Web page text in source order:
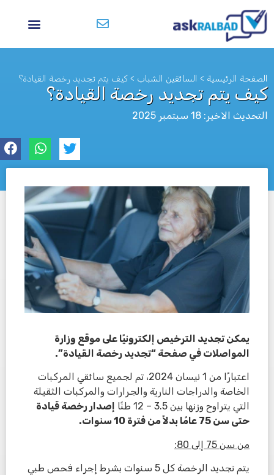
الصفحة الرئيسية > السائقين الشباب > كيف يتم تجديد رخصة القيادة؟
كيف يتم تجديد رخصة القيادة؟
التحديث الاخير: 18 سبتمبر 2025
يمكن تجديد الترخيص إلكترونيًا على موقع وزارة
المواصلات في صفحة “تجديد رخصة القيادة”.
اعتبارًا من 1 نيسان 2024، تم لجميع سائقي المركبات
الخاصة والدراجات النارية والجرارات والمركبات الثقيلة
التي يتراوح وزنها بين 3.5 – 12 طنًا
إصدار رخصة قيادة
حتى سن 75 عامًا بدلاً من فترة 10 سنوات.
من سن 75 إلى 80:
يتم تجديد الرخصة كل 5 سنوات بشرط إجراء فحص طبي